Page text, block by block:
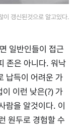
이 갱신된것으로 알고있다.
일반인들이 접근
존은 아니다. 워낙
납득이 어려운 가
이런 낮은(?) 가
람을 알것이다. 이
원두로 경험할 수